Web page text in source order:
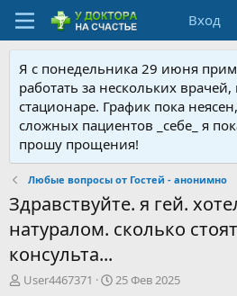
Вход
Я с понедельника 29 июня
работать за нескольких
стационаре. График пока
сложных пациентов _себе_ я
прошу прощения!
Любые вопросы от Гостей - анонимно
Здравствуйте. я гей.
натуралом. сколько
консульта...
А
User4467371
Д
25 Фев 2025